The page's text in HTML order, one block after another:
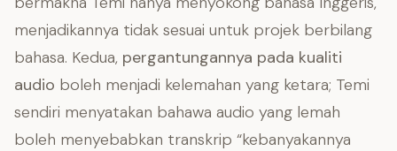
menjadikannya tidak sesuai untuk projek berbilang
bahasa. Kedua, pergantungannya pada kualiti
audio boleh menjadi kelemahan yang ketara; Temi
sendiri menyatakan bahawa audio yang lemah
boleh menyebabkan transkrip “kebanyakannya